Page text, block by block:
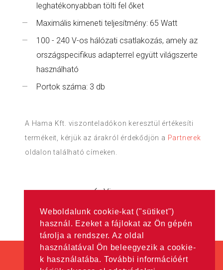
Weboldalunk cookie-kat ("sütiket")
használ. Ezeket a fájlokat az Ön gépén
tárolja a rendszer. Az oldal
használatával Ön beleegyezik a cookie-
k használatába. További információért
leghatékonyabban tölti fel őket
Maximális kimeneti teljesítmény: 65 Watt
100 - 240 V-os hálózati csatlakozás, amely az
országspecifikus adapterrel együtt világszerte
használható
Portok száma: 3 db
A Hama Kft. viszonteladókon keresztül értékesíti
termékeit, kérjük az árakról érdekődjön a Partnerek
oldalon található címeken.
Vissza